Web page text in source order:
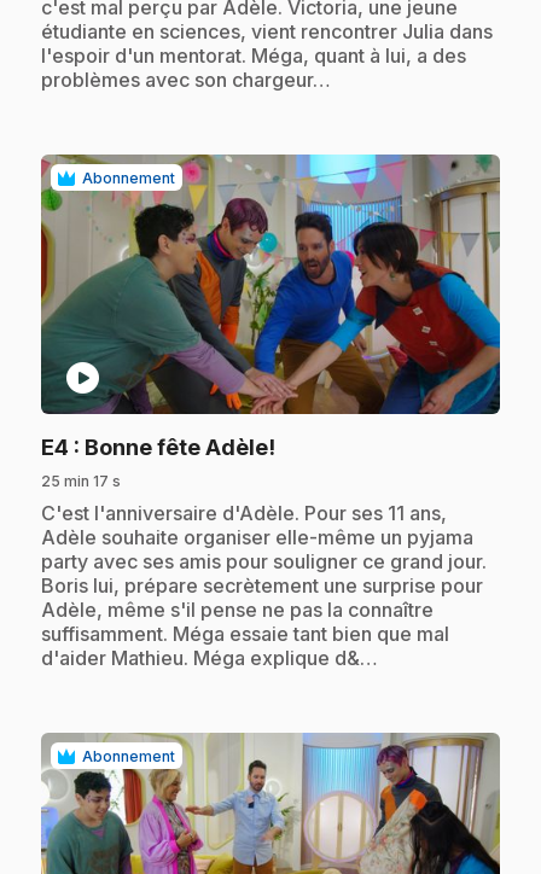
c'est mal perçu par Adèle. Victoria, une jeune
étudiante en sciences, vient rencontrer Julia dans
l'espoir d'un mentorat. Méga, quant à lui, a des
problèmes avec son chargeur…
Abonnement
play_circle
E4 : Bonne fête Adèle!
25 min 17 s
.C'est l'anniversaire d'Adèle. Pour ses 11 ans,
Adèle souhaite organiser elle-même un pyjama
party avec ses amis pour souligner ce grand jour.
Boris lui, prépare secrètement une surprise pour
Adèle, même s'il pense ne pas la connaître
suffisamment. Méga essaie tant bien que mal
d'aider Mathieu. Méga explique d&…
Abonnement